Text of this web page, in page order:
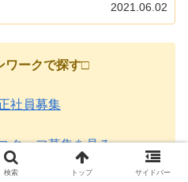
2021.06.02
ワークで探す□
社員募集
タッフ募集を見る
検索 トップ サイドバー